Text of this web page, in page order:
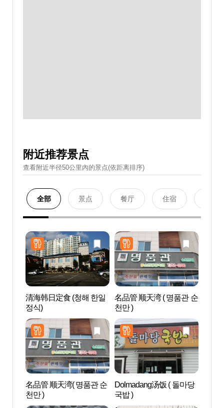
附近推荐景点
查看附近半径50公里內的景点(依距离排序)
全部 景点 餐厅 住宿
清海韩日定食 (청해 한일
정식)
名品管 顺天湾 ( 명품관 순
천만 )
名品管 顺天湾( 명품관 순
천만 )
Dolmadang汤饭 ( 돌마당
국밥 )